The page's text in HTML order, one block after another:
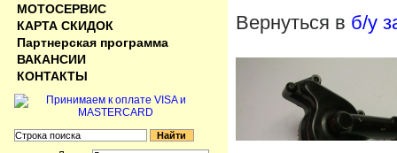
Вернуться в б/у
МОТОСЕРВИС
КАРТА СКИДОК
Партнерская программа
ВАКАНСИИ
КОНТАКТЫ